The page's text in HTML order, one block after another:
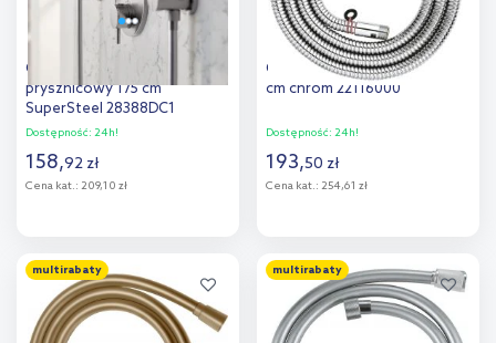
Grohe Silverflex wąż
prysznicowy 175 cm
SuperSteel 28388DC1
Dostępność: 24h!
158,92 zł
Cena kat.: 209,10 zł
Dodaj do
porównania
Grohe wąż prysznicowy 200
cm chrom 22116000
Dostępność: 24h!
193,50 zł
Cena kat.: 254,61 zł
Dodaj do
porównania
multirabaty multirabaty